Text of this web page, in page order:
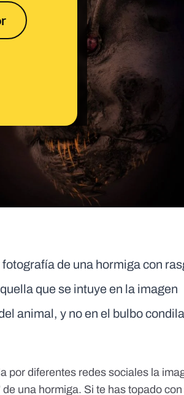
de una hormiga con
que se intuye en la imagen
animal, y no en el bulbo
por diferentes redes sociales la
de una hormiga. Si te has topado